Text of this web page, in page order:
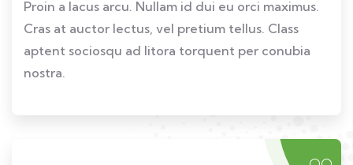
Proin a lacus arcu. Nullam id dui eu orci maximus.
Cras at auctor lectus, vel pretium tellus. Class
aptent sociosqu ad litora torquent per conubia
nostra.